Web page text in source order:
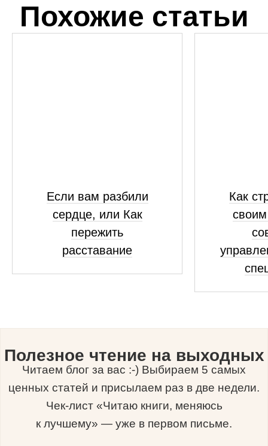
Похожие статьи
Если вам разбили
сердце, или Как
пережить
расставание
Как
Полезное чтение на выходных
Читаем блог за вас :-) Выбираем 5 самых
ценных статей и присылаем раз в две недели.
Чек-лист «Читаю книги, меняюсь
к лучшему» — уже в первом письме.